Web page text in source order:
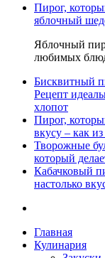
Пирог,
яблочный
Яблочный
любимых
Бисквитный
Рецепт
хлопот
Пирог,
вкусу – как
Творожные
который
Кабачковый
настолько
Главная
Кулинария